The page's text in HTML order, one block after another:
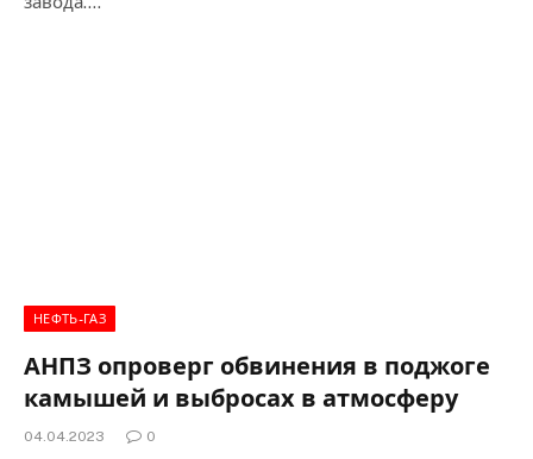
НЕФТЬ-ГАЗ
АНПЗ опроверг обвинения в поджоге
камышей и выбросах в атмосферу
04.04.2023 0